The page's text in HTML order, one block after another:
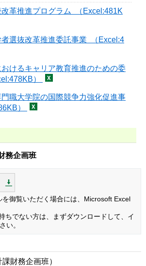
革推進プログラム （Excel:481K
選抜改革推進委託事業 （Excel:4
けるキャリア教育推進のための委
）
職大学院の国際競争力強化促進事
）
務企画班
を御覧いただく場合には、Microsoft Excel
ちでない方は、まずダウンロードして、イ
い。
課財務企画班）